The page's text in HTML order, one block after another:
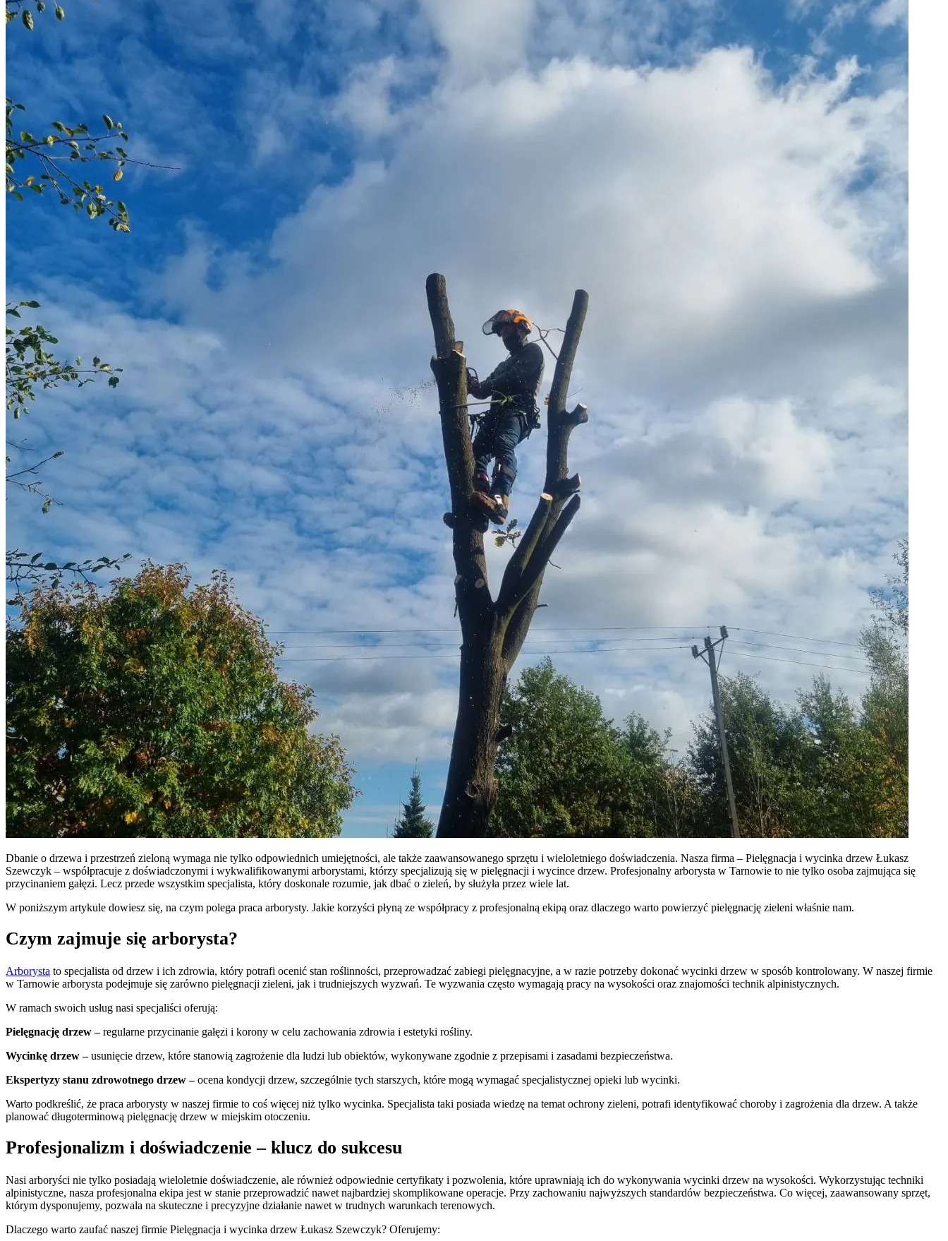
Dbanie o drzewa i przestrzeń zieloną wymaga nie tylko odpowiednich umiejętności, ale także zaawansowanego sprzętu i wieloletniego doświadczenia. Nasza firma – Pielęgnacja i wycinka drzew Łukasz
Szewczyk – współpracuje z doświadczonymi i wykwalifikowanymi arborystami, którzy specjalizują się w pielęgnacji i wycince drzew. Profesjonalny arborysta w Tarnowie to nie tylko osoba zajmująca się
przycinaniem gałęzi. Lecz przede wszystkim specjalista, który doskonale rozumie, jak dbać o zieleń, by służyła przez wiele lat.
W poniższym artykule dowiesz się, na czym polega praca arborysty. Jakie korzyści płyną ze współpracy z profesjonalną ekipą oraz dlaczego warto powierzyć pielęgnację zieleni właśnie nam.
Czym zajmuje się arborysta?
Arborysta to specjalista od drzew i ich zdrowia, który potrafi ocenić stan roślinności, przeprowadzać zabiegi pielęgnacyjne, a w razie potrzeby dokonać wycinki drzew w sposób kontrolowany. W naszej firmie
w Tarnowie arborysta podejmuje się zarówno pielęgnacji zieleni, jak i trudniejszych wyzwań. Te wyzwania często wymagają pracy na wysokości oraz znajomości technik alpinistycznych.
W ramach swoich usług nasi specjaliści oferują:
Pielęgnację drzew –regularne przycinanie gałęzi i korony w celu zachowania zdrowia i estetyki rośliny.
Wycinkę drzew –usunięcie drzew, które stanowią zagrożenie dla ludzi lub obiektów, wykonywane zgodnie z przepisami i zasadami bezpieczeństwa.
Ekspertyzy stanu zdrowotnego drzew –ocena kondycji drzew, szczególnie tych starszych, które mogą wymagać specjalistycznej opieki lub wycinki.
Warto podkreślić, że praca arborysty w naszej firmie to coś więcej niż tylko wycinka. Specjalista taki posiada wiedzę na temat ochrony zieleni, potrafi identyfikować choroby i zagrożenia dla drzew. A także
planować długoterminową pielęgnację drzew w miejskim otoczeniu.
Profesjonalizm i doświadczenie – klucz do sukcesu
Nasi arboryści nie tylko posiadają wieloletnie doświadczenie, ale również odpowiednie certyfikaty i pozwolenia, które uprawniają ich do wykonywania wycinki drzew na wysokości. Wykorzystując techniki
alpinistyczne, nasza profesjonalna ekipa jest w stanie przeprowadzić nawet najbardziej skomplikowane operacje. Przy zachowaniu najwyższych standardów bezpieczeństwa. Co więcej, zaawansowany sprzęt,
którym dysponujemy, pozwala na skuteczne i precyzyjne działanie nawet w trudnych warunkach terenowych.
Dlaczego warto zaufać naszej firmie Pielęgnacja i wycinka drzew Łukasz Szewczyk? Oferujemy: